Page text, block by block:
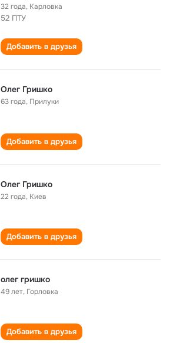
32 года, Карловка
52 ПТУ
Добавить в друзья
Олег Гришко
63 года, Прилуки
Добавить в друзья
Олег Гришко
22 года, Киев
Добавить в друзья
олег гришко
49 лет, Горловка
Добавить в друзья